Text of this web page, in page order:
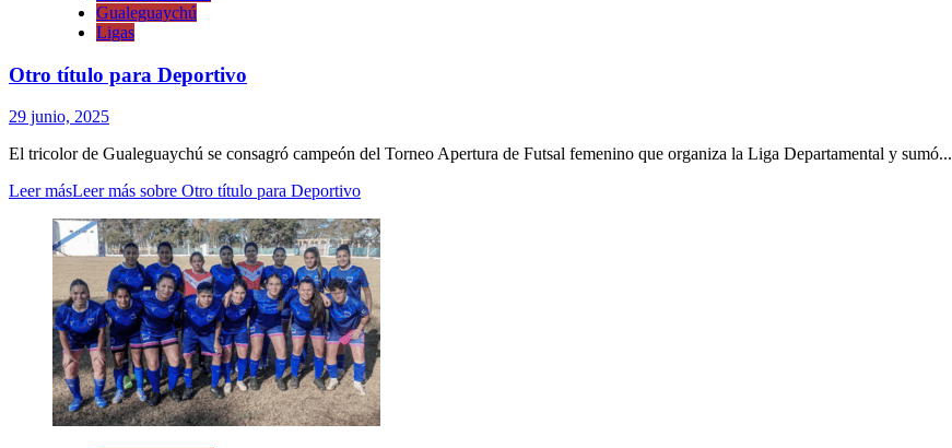
Gualeguaychú
Ligas
Otro título para Deportivo
29 junio, 2025
El tricolor de Gualeguaychú se consagró campeón del Torneo Apertura de Futsal femenino que organiza la Liga Departamental y sumó...
Leer másLeer más sobre Otro título para Deportivo